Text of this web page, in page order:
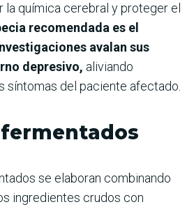
la química cerebral y proteger el
recomendada es el
avalan sus
depresivo, aliviando
síntomas del paciente afectado.
se elaboran combinando
ingredientes crudos con